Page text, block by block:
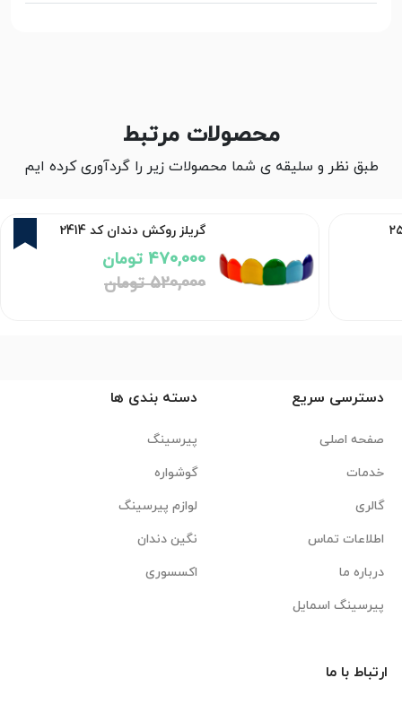
محصولات مرتبط
طبق نظر و سلیقه ی شما محصولات زیر را گردآوری کرده ایم
گریلز روکش دندان کد 2414
470,000 تومان
520,000 تومان
دسترسی سریع
صفحه اصلی
خدمات
گالری
اطلاعات تماس
درباره ما
پیرسینگ اسمایل
دسته بندی ها
پیرسینگ
گوشواره
لوازم پیرسینگ
نگین دندان
اکسسوری
ارتباط با ما